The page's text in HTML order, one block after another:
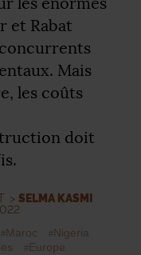
et Rabat
Mais
les coûts
doit
>SELMA KASMI
Maroc
Nigeria
Europe